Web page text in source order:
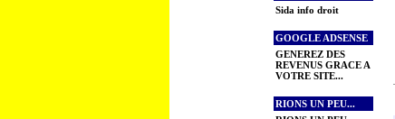
Sida info droit
GOOGLE ADSENSE
GENEREZ DES
REVENUS GRACE A
VOTRE SITE...
RIONS UN PEU...